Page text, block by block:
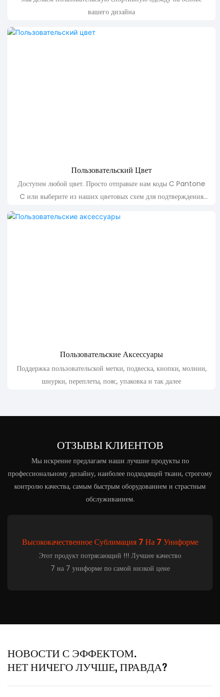
вашего дизайна
Пользовательский Цвет
Доступен любой цвет. Просто отправьте нам коды C Pantone
C или выберите из наших цветовых схем для подтверждения
Пользовательские Аксессуары
Поддержка пользовательской метки, подвеска, кнопки, молнии,
шнурки, переплеты, пояс, упаковка и так далее
ОТЗЫВЫ КЛИЕНТОВ
Мы искренне предлагаем наши лучшие продукты по
профессиональному дизайну, наиболее подходящей ткани, строгому
контролю качества, самым быстрым оборудованием и страстным
обслуживанием.
Высококачественное Сублимация 7 На 7 Униформе
Этот продукт потрясающий !!! Лучшее качество
7 на 7 униформе по самой низкой цене
НОВОСТИ С ЭФФЕКТОМ.
НЕТ НИЧЕГО ЛУЧШЕ, ПРАВДА?